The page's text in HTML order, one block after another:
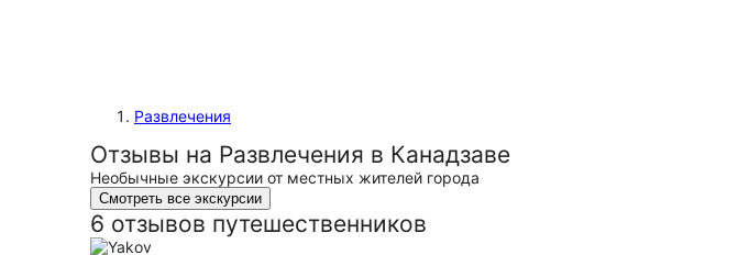
Развлечения
Отзывы на Развлечения в Канадзаве
Необычные экскурсии от местных жителей города
Смотреть все экскурсии
6 отзывов путешественников